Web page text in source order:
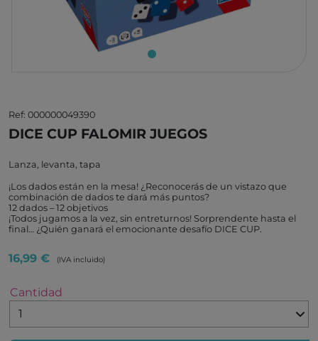
Ref: 000000049390
DICE CUP FALOMIR JUEGOS
Lanza, levanta, tapa
¡Los dados están en la mesa! ¿Reconocerás de un vistazo que
combinación de dados te dará más puntos?
12 dados – 12 objetivos
¡Todos jugamos a la vez, sin entreturnos! Sorprendente hasta el
final… ¿Quién ganará el emocionante desafío DICE CUP.
16,99 € (IVA incluido)
Cantidad